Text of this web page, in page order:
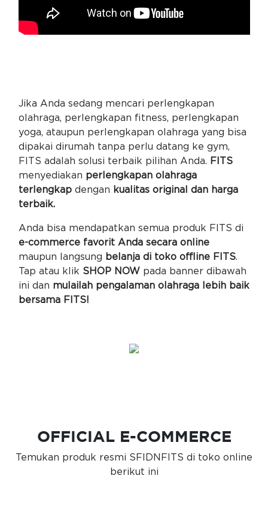
Jika Anda sedang mencari perlengkapan
olahraga, perlengkapan fitness, perlengkapan
yoga, ataupun perlengkapan olahraga yang bisa
dipakai dirumah tanpa perlu datang ke gym,
FITS adalah solusi terbaik pilihan Anda. FITS
menyediakan perlengkapan olahraga
terlengkapdengan kualitas original dan harga
terbaik.
Anda bisa mendapatkan semua produk FITS di
e-commerce favorit Anda secara online
maupun langsung belanja di toko offline FITS.
Tap atau klik SHOP NOW pada banner dibawah
ini dan mulailah pengalaman olahraga lebih baik
bersama FITS!
OFFICIAL E-COMMERCE
Temukan produk resmi SFIDNFITS di toko online
berikut ini